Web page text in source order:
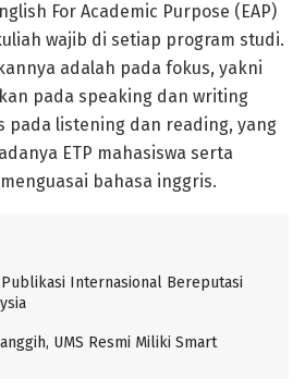
For Academic Purpose (EAP)
wajib di setiap program studi.
adalah pada fokus, yakni
pada speaking dan writing
pada listening dan reading, yang
ETP mahasiswa serta
bahasa inggris.
Internasional Bereputasi
UMS Resmi Miliki Smart